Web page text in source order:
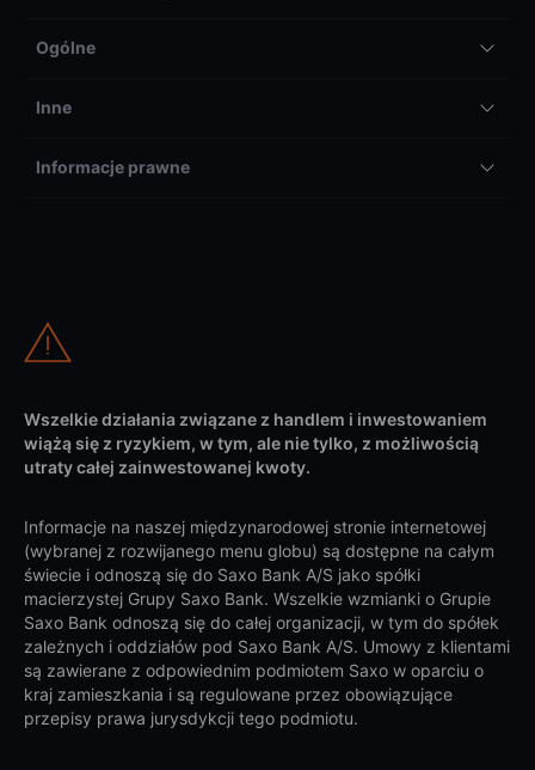
Ogólne
Inne
Informacje prawne
Wszelkie działania związane z handlem i inwestowaniem
wiążą się z ryzykiem, w tym, ale nie tylko, z możliwością
utraty całej zainwestowanej kwoty.
Informacje na naszej międzynarodowej stronie internetowej
(wybranej z rozwijanego menu globu) są dostępne na całym
świecie i odnoszą się do Saxo Bank A/S jako spółki
macierzystej Grupy Saxo Bank. Wszelkie wzmianki o Grupie
Saxo Bank odnoszą się do całej organizacji, w tym do spółek
zależnych i oddziałów pod Saxo Bank A/S. Umowy z klientami
są zawierane z odpowiednim podmiotem Saxo w oparciu o
kraj zamieszkania i są regulowane przez obowiązujące
przepisy prawa jurysdykcji tego podmiotu.